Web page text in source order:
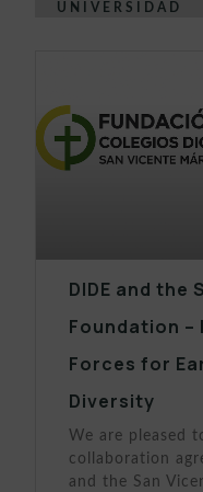
UNIVERSIDAD
DIDE and the
Foundation –
Forces for
Diversity
We are pleased
collaboration
and the San